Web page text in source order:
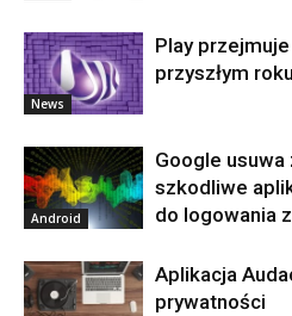
News
Play
przyszłym roku
Android
Google
szkodliwe
do logowania
Aplikacja
prywatności